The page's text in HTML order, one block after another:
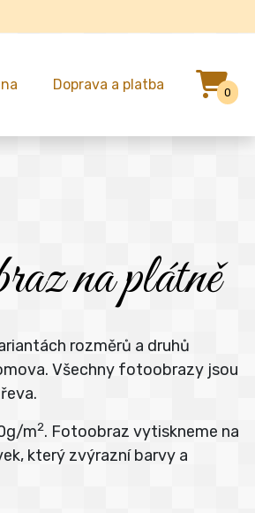
Doprava a platba 0
na plátně
rozměrů a druhů
Všechny fotoobrazy jsou
m2. Fotoobraz vytiskneme na
který zvýrazní barvy a